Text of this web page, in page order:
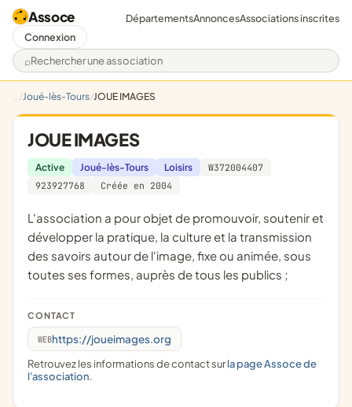
Assoce
Rechercher une association
DépartementsAnnoncesAssociations inscrites
Connexion
Joué-lès-Tours JOUE IMAGES
JOUE IMAGES
Active Joué-lès-Tours Loisirs
W372004407
923927768
Créée en 2004
l'association a pour objet de promouvoir, soutenir et
développer la pratique, la culture et la transmission
des savoirs autour de l'image, fixe ou animée, sous
toutes ses formes, auprès de tous les publics ;
CONTACT
WEBhttps://joueimages.org
Retrouvez les informations de contact surla page Assoce de
l'association.